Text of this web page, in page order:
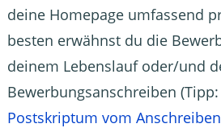
deine Homepage umfassend
besten erwähnst du die
deinem Lebenslauf oder/und
Bewerbungsanschreiben
Postskriptum vom Anschreiben